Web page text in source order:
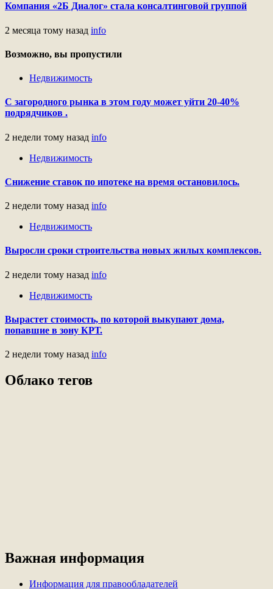
Компания «2Б Диалог» стала консалтинговой группой
2 месяца тому назад info
Возможно, вы пропустили
Недвижимость
С загородного рынка в этом году может уйти 20-40%
подрядчиков .
2 недели тому назад info
Недвижимость
Снижение ставок по ипотеке на время остановилось.
2 недели тому назад info
Недвижимость
Выросли сроки строительства новых жилых комплексов.
2 недели тому назад info
Недвижимость
Вырастет стоимость, по которой выкупают дома,
попавшие в зону КРТ.
2 недели тому назад info
Облако тегов
Важная информация
Информация для правообладателей